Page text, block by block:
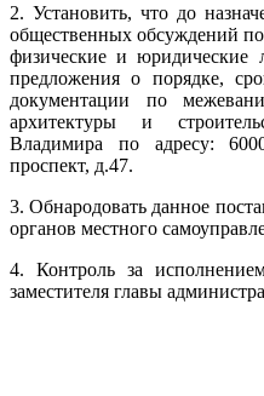
2. Установить, что до
общественных обсуждений
физические и юридические
предложения о порядке,
документации по
архитектуры и
Владимира по адресу:
проспект, д.47.
3. Обнародовать данное
органов местного
4. Контроль за
заместителя главы